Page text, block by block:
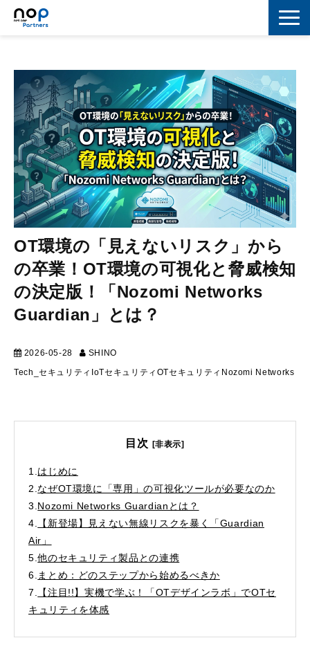
マーケティング
セキュリティ
IoT
コラボレーション
スキルアップ
IT用語解説
OT環境の「見えないリスク」から
の卒業！OT環境の可視化と脅威検知
の決定版！「Nozomi Networks
Guardian」とは？
2026-05-28 SHINO
Tech_セキュリティ IoTセキュリティ OTセキュリティ Nozomi Networks
目次 [非表示]
1. はじめに
2. なぜOT環境に「専用」の可視化ツールが必要なのか
3. Nozomi Networks Guardianとは？
4.
【新登場】見えない無線リスクを暴く「Guardian
Air」
5.他のセキュリティ製品との連携
6. まとめ：どのステップから始めるべきか
7.
【注目!!】実機で学ぶ！「OTデザインラボ」でOTセ
キュリティを体感